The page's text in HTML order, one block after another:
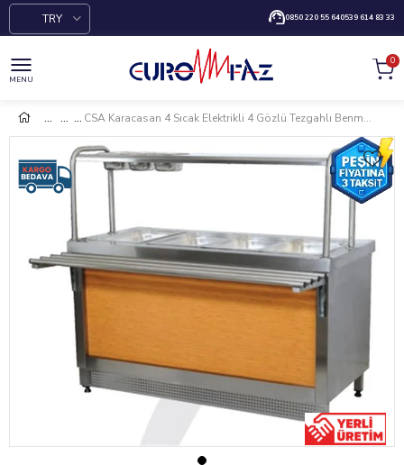
0850 220 55 640539 614 83 33
TRY
MENU
0
CSA Karacasan 4 Sıcak Elektrikli 4 Gözlü Tezgahlı Benmari